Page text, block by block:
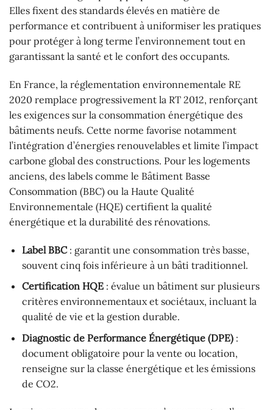
Elles fixent des standards élevés en matière de
performance et contribuent à uniformiser les pratiques
pour protéger à long terme l’environnement tout en
garantissant la santé et le confort des occupants.
En France, la réglementation environnementale RE
2020 remplace progressivement la RT 2012, renforçant
les exigences sur la consommation énergétique des
bâtiments neufs. Cette norme favorise notamment
l’intégration d’énergies renouvelables et limite l’impact
carbone global des constructions. Pour les logements
anciens, des labels comme le Bâtiment Basse
Consommation (BBC) ou la Haute Qualité
Environnementale (HQE) certifient la qualité
énergétique et la durabilité des rénovations.
Label BBC: garantit une consommation très basse,
souvent cinq fois inférieure à un bâti traditionnel.
Certification HQE: évalue un bâtiment sur plusieurs
critères environnementaux et sociétaux, incluant la
qualité de vie et la gestion durable.
Diagnostic de Performance Énergétique (DPE):
document obligatoire pour la vente ou location,
renseigne sur la classe énergétique et les émissions
de CO2.